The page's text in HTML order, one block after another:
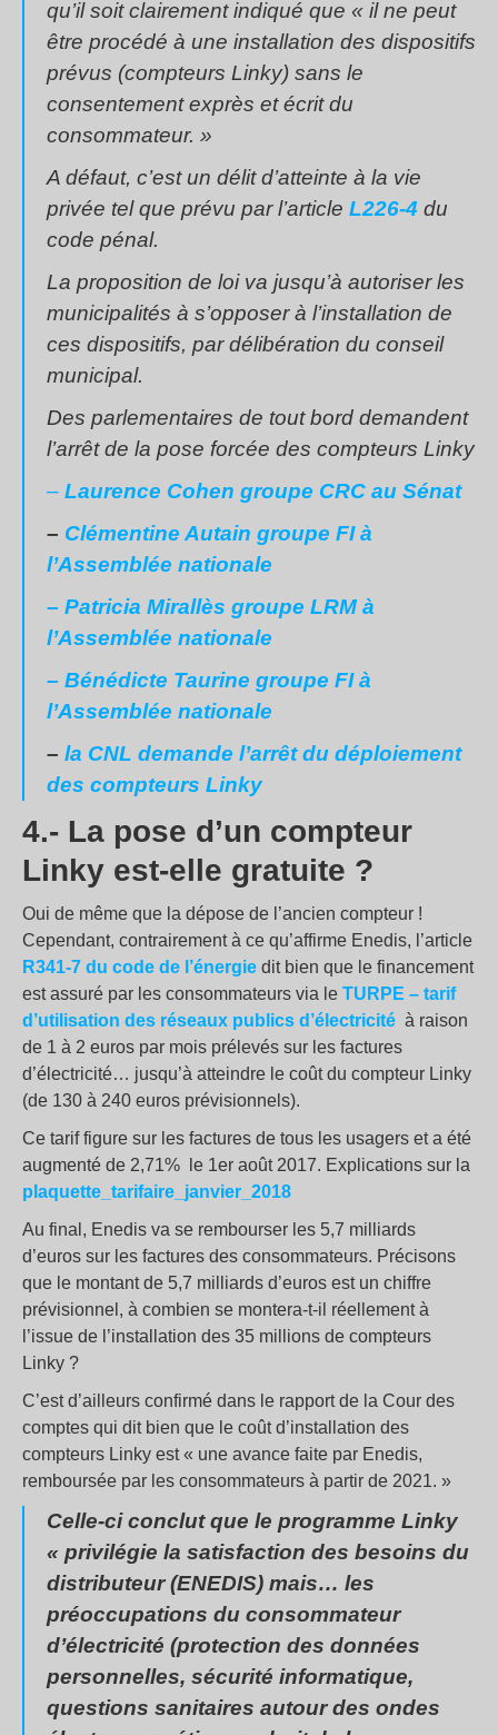
qu’il soit clairement indiqué que « il ne peut
être procédé à une installation des dispositifs
prévus (compteurs Linky) sans le
consentement exprès et écrit du
consommateur. »
A défaut, c’est un délit d’atteinte à la vie
privée tel que prévu par l’article L226-4 du
code pénal.
La proposition de loi va jusqu’à autoriser les
municipalités à s’opposer à l’installation de
ces dispositifs, par délibération du conseil
municipal.
Des parlementaires de tout bord demandent
l’arrêt de la pose forcée des compteurs Linky
– Laurence Cohen groupe CRC au Sénat
– Clémentine Autain groupe FI à
l’Assemblée nationale
– Patricia Mirallès groupe LRM à
l’Assemblée nationale
– Bénédicte Taurine groupe FI à
l’Assemblée nationale
– la CNL demande l’arrêt du déploiement
des compteurs Linky
4.- La pose d’un compteur
Linky est-elle gratuite ?
Oui de même que la dépose de l’ancien compteur !
Cependant, contrairement à ce qu’affirme Enedis, l’article
R341-7 du code de l’énergie dit bien que le financement
est assuré par les consommateurs via le TURPE – tarif
d’utilisation des réseaux publics d’électricité à raison
de 1 à 2 euros par mois prélevés sur les factures
d’électricité… jusqu’à atteindre le coût du compteur Linky
(de 130 à 240 euros prévisionnels).
Ce tarif figure sur les factures de tous les usagers et a été
augmenté de 2,71% le 1er août 2017. Explications sur la
plaquette_tarifaire_janvier_2018
Au final, Enedis va se rembourser les 5,7 milliards
d’euros sur les factures des consommateurs. Précisons
que le montant de 5,7 milliards d’euros est un chiffre
prévisionnel, à combien se montera-t-il réellement à
l’issue de l’installation des 35 millions de compteurs
Linky ?
C’est d’ailleurs confirmé dans le rapport de la Cour des
comptes qui dit bien que le coût d’installation des
compteurs Linky est « une avance faite par Enedis,
remboursée par les consommateurs à partir de 2021. »
Celle-ci conclut que le programme Linky
« privilégie la satisfaction des besoins du
distributeur (ENEDIS) mais… les
préoccupations du consommateur
d’électricité (protection des données
personnelles, sécurité informatique,
questions sanitaires autour des ondes